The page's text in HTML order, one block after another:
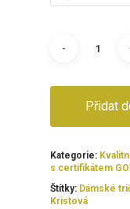
Přidat
Kategorie:
s certifikátem
Štítky: Dámské
Kristová